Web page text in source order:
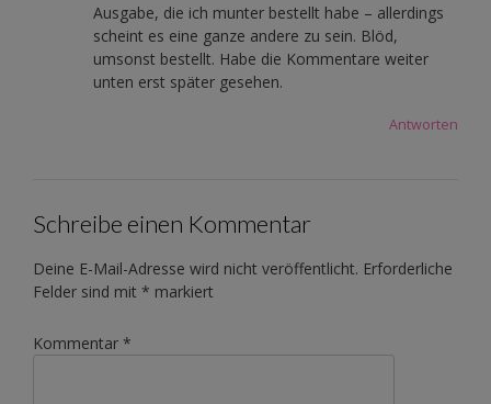
Ausgabe, die ich munter bestellt habe – allerdings
scheint es eine ganze andere zu sein. Blöd,
umsonst bestellt. Habe die Kommentare weiter
unten erst später gesehen.
Antworten
Schreibe einen Kommentar
Deine E-Mail-Adresse wird nicht veröffentlicht. Erforderliche
Felder sind mit * markiert
Kommentar *